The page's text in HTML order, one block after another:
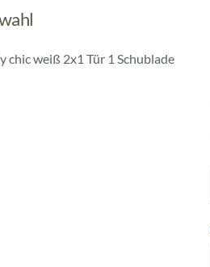
chic weiß 2x1 Tür 1 Schublade